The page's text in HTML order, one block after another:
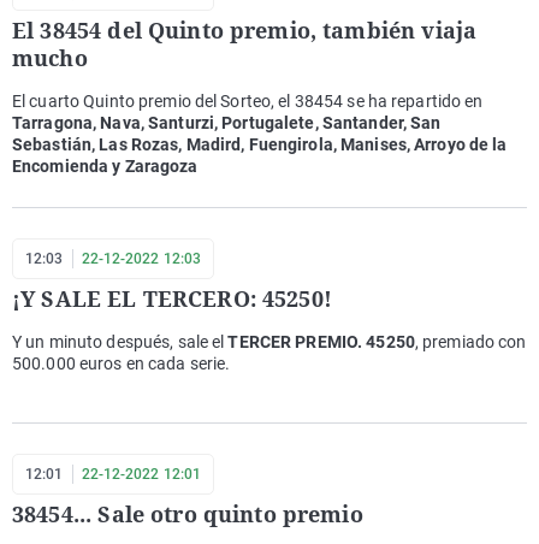
El 38454 del Quinto premio, también viaja
mucho
El cuarto Quinto premio del Sorteo, el 38454 se ha repartido en
Tarragona, Nava, Santurzi, Portugalete, Santander, San
Sebastián, Las Rozas, Madird, Fuengirola, Manises, Arroyo de la
Encomienda y Zaragoza
12:03 22-12-2022 12:03
¡Y SALE EL TERCERO: 45250!
Y un minuto después, sale elTERCER PREMIO. 45250, premiado con
500.000 euros en cada serie.
12:01 22-12-2022 12:01
38454... Sale otro quinto premio